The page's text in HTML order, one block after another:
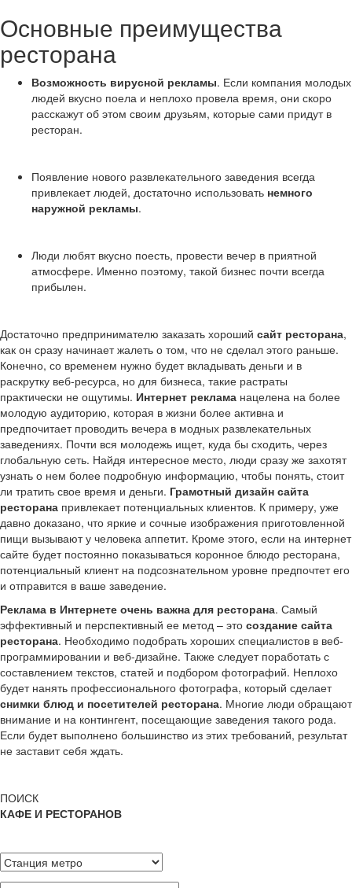
Основные преимущества
ресторана
Возможность вирусной рекламы. Если компания молодых
людей вкусно поела и неплохо провела время, они скоро
расскажут об этом своим друзьям, которые сами придут в
ресторан.
Появление нового развлекательного заведения всегда
привлекает людей, достаточно использовать немного
наружной рекламы.
Люди любят вкусно поесть, провести вечер в приятной
атмосфере. Именно поэтому, такой бизнес почти всегда
прибылен.
Достаточно предпринимателю заказать хороший сайт ресторана,
как он сразу начинает жалеть о том, что не сделал этого раньше.
Конечно, со временем нужно будет вкладывать деньги и в
раскрутку веб-ресурса, но для бизнеса, такие растраты
практически не ощутимы. Интернет реклама нацелена на более
молодую аудиторию, которая в жизни более активна и
предпочитает проводить вечера в модных развлекательных
заведениях. Почти вся молодежь ищет, куда бы сходить, через
глобальную сеть. Найдя интересное место, люди сразу же захотят
узнать о нем более подробную информацию, чтобы понять, стоит
ли тратить свое время и деньги. Грамотный дизайн сайта
ресторана привлекает потенциальных клиентов. К примеру, уже
давно доказано, что яркие и сочные изображения приготовленной
пищи вызывают у человека аппетит. Кроме этого, если на интернет
сайте будет постоянно показываться коронное блюдо ресторана,
потенциальный клиент на подсознательном уровне предпочтет его
и отправится в ваше заведение.
Реклама в Интернете очень важна для ресторана. Самый
эффективный и перспективный ее метод – это создание сайта
ресторана. Необходимо подобрать хороших специалистов в веб-
программировании и веб-дизайне. Также следует поработать с
составлением текстов, статей и подбором фотографий. Неплохо
будет нанять профессионального фотографа, который сделает
снимки блюд и посетителей ресторана. Многие люди обращают
внимание и на контингент, посещающие заведения такого рода.
Если будет выполнено большинство из этих требований, результат
не заставит себя ждать.
ПОИСК
КАФЕ И РЕСТОРАНОВ